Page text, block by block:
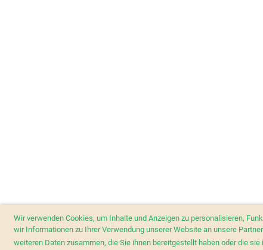
Wir verwenden Cookies, um Inhalte und Anzeigen zu personalisieren,
wir Informationen zu Ihrer Verwendung unserer Website an unsere
weiteren Daten zusammen, die Sie ihnen bereitgestellt haben oder die